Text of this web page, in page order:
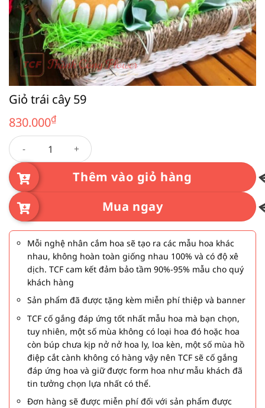
Giỏ trái cây 59
830.000₫
Giỏ trái cây 59 số lượng
Thêm vào giỏ hàng
Mua ngay
Mỗi nghệ nhân cắm hoa sẽ tạo ra các mẫu hoa khác
nhau, không hoàn toàn giống nhau 100% và có độ xê
dịch. TCF cam kết đảm bảo tầm 90%-95% mẫu cho quý
khách hàng
Sản phẩm đã được tặng kèm miễn phí thiệp và banner
TCF cố gắng đáp ứng tốt nhất mẫu hoa mà bạn chọn,
tuy nhiên, một số mùa không có loại hoa đó hoặc hoa
còn búp chưa kịp nở nở hoa ly, loa kèn, một số mùa hồ
điệp cắt cành không có hàng vậy nên TCF sẽ cố gắng
đáp ứng hoa và giữ được form hoa như mẫu khách đã
tin tưởng chọn lựa nhất có thể.
Đơn hàng sẽ được miễn phí đối với sản phẩm được